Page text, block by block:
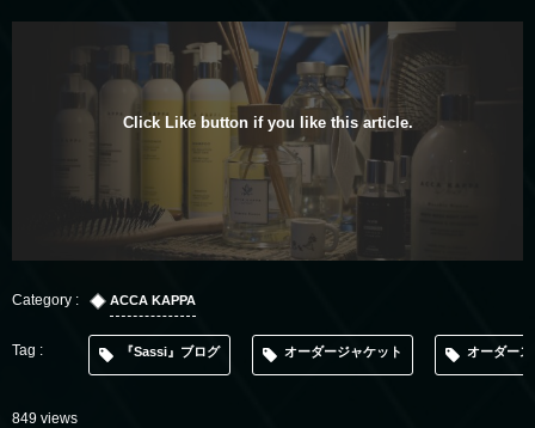
Click Like button if you like this article.
ACCA KAPPA
『Sassi』ブログ オーダージャケット オーダース
849 views